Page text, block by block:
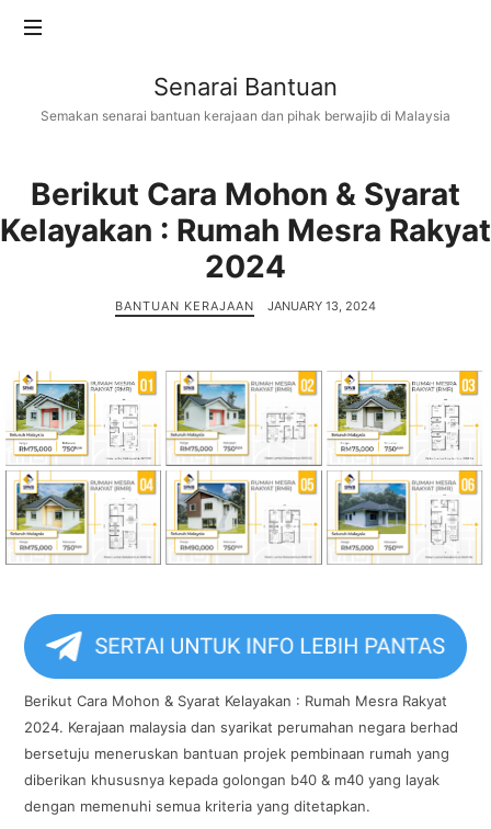
Senarai
Bantuan
Senarai Bantuan
Semakan senarai bantuan kerajaan dan pihak berwajib di Malaysia
Berikut Cara Mohon & Syarat
Kelayakan : Rumah Mesra Rakyat
2024
BANTUAN KERAJAAN JANUARY 13, 2024
Berikut Cara Mohon & Syarat Kelayakan : Rumah Mesra Rakyat
2024. Kerajaan malaysia dan syarikat perumahan negara berhad
bersetuju meneruskan bantuan projek pembinaan rumah yang
diberikan khususnya kepada golongan b40 & m40 yang layak
dengan memenuhi semua kriteria yang ditetapkan.